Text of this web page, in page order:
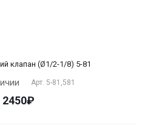
клапан (Ø1/2-1/8) 5-81
Арт. 5-81,581
2450₽